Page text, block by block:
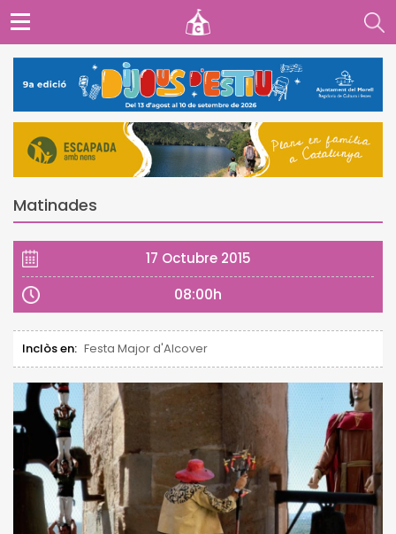
Matinades
17 Octubre 2015
08:00h
Inclòs en: Festa Major d'Alcover